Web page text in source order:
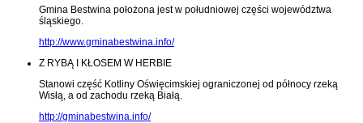
Gmina Bestwina położona jest w południowej części województwa
śląskiego.
http://www.gminabestwina.info/
Z RYBĄ I KŁOSEM W HERBIE
Stanowi część Kotliny Oświęcimskiej ograniczonej od północy rzeką
Wisłą, a od zachodu rzeką Białą.
http://gminabestwina.info/